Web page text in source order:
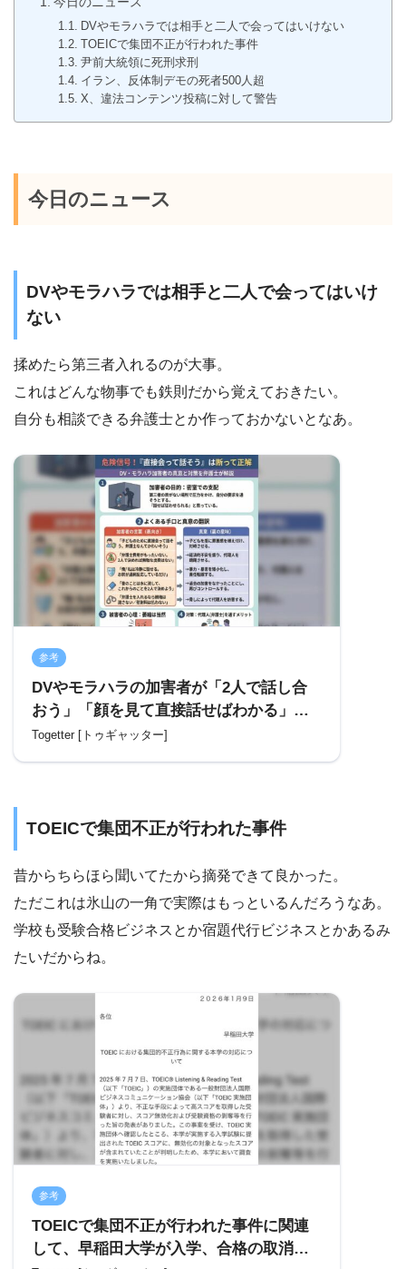
DVやモラハラでは相手と二人で会ってはいけない
TOEICで集団不正が行われた事件
尹前大統領に死刑求刑
イラン、反体制デモの死者500人超
X、違法コンテンツ投稿に対して警告
今日のニュース
DVやモラハラでは相手と二人で会ってはいけ
ない
揉めたら第三者入れるのが大事。
これはどんな物事でも鉄則だから覚えておきたい。
自分も相談できる弁護士とか作っておかないとなあ。
参考
DVやモラハラの加害者が「2人で話し合
おう」「顔を見て直接話せばわかる」と
言ってくるケースが非常に多い理由を、
Togetter [トゥギャッター]
TOEICで集団不正が行われた事件
昔からちらほら聞いてたから摘発できて良かった。
ただこれは氷山の一角で実際はもっといるんだろうなあ。
学校も受験合格ビジネスとか宿題代行ビジネスとかあるみ
たいだからね。
参考
TOEICで集団不正が行われた事件に関連
して、早稲田大学が入学、合格の取消や